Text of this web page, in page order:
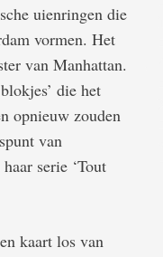
uienringen die
vormen. Het
van Manhattan.
die het
opnieuw zouden
van
serie ‘Tout
kaart los van